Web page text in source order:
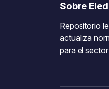
Sobre
Repositorio
actualiza
para el